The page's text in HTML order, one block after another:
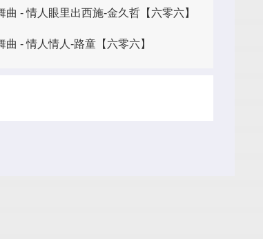
曲 - 情人眼里出西施-金久哲【六零六】
曲 - 情人情人-路童【六零六】